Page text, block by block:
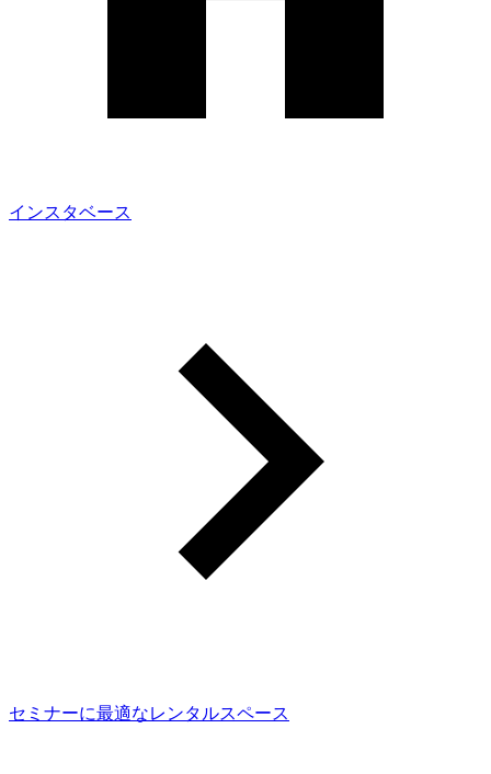
インスタベース
セミナーに最適なレンタルスペース